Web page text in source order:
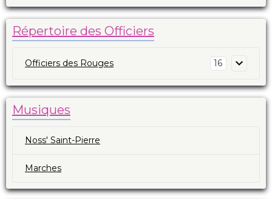
Répertoire des Officiers
Officiers des Rouges 16
Musiques
Noss' Saint-Pierre
Marches